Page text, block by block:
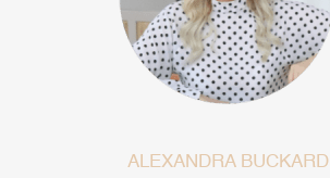
ALEXANDRA BUCKARD